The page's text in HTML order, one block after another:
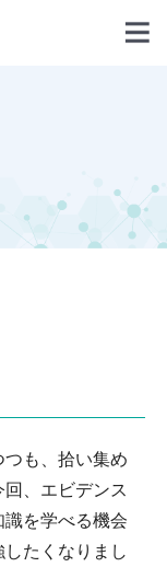
も、拾い集め
、エビデンス
を学べる機会
たくなりまし